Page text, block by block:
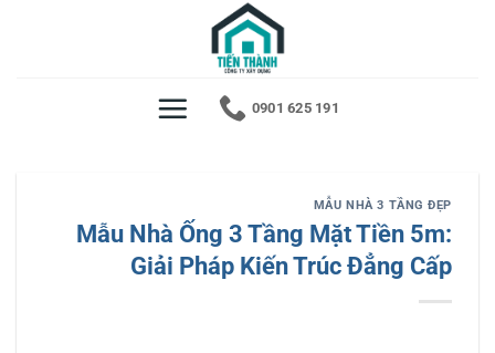
0901 625 191
MẪU NHÀ 3 TẦNG ĐẸP
Mẫu Nhà Ống 3 Tầng Mặt Tiền 5m:
Giải Pháp Kiến Trúc Đẳng Cấp